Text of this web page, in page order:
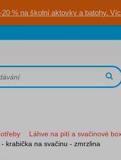
% na školní aktovky a batohy.
Láhve na pití a svačinové
krabička na svačinu - zmrzlina